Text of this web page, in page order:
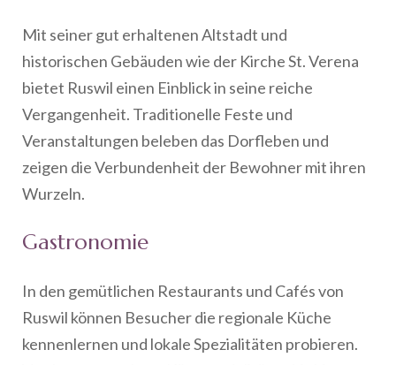
Mit seiner gut erhaltenen Altstadt und
historischen Gebäuden wie der Kirche St. Verena
bietet Ruswil einen Einblick in seine reiche
Vergangenheit. Traditionelle Feste und
Veranstaltungen beleben das Dorfleben und
zeigen die Verbundenheit der Bewohner mit ihren
Wurzeln.
Gastronomie
In den gemütlichen Restaurants und Cafés von
Ruswil können Besucher die regionale Küche
kennenlernen und lokale Spezialitäten probieren.